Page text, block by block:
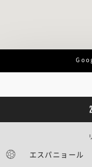
エスパニョール